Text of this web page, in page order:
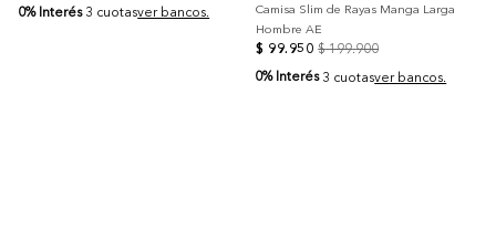
0% Interés 3 cuotasver bancos.
Camisa Slim de Rayas Manga Larga
Hombre AE
$ 99. 950 $ 199.900
0% Interés 3 cuotasver bancos.